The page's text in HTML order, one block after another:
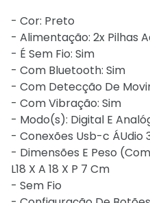
- Cor: Preto
- Alimentação: 2x Pilhas
- É Sem Fio: Sim
- Com Bluetooth: Sim
- Com Detecção De
- Com Vibração: Sim
- Modo(s): Digital E
- Conexões Usb-c ÁUdio
- Dimensões E Peso
L18 X A 18 X P 7 Cm
- Sem Fio